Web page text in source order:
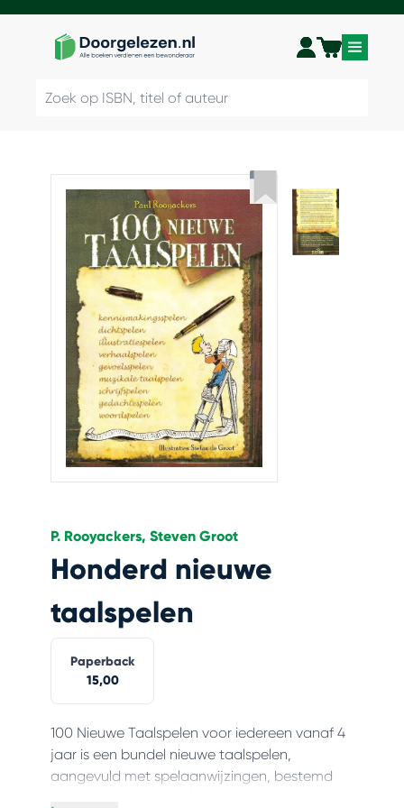
P. Rooyackers, Steven Groot
Honderd nieuwe
taalspelen
Paperback
15,00
100 Nieuwe Taalspelen voor iedereen vanaf 4
jaar is een bundel nieuwe taalspelen,
aangevuld met spelaanwijzingen, bestemd